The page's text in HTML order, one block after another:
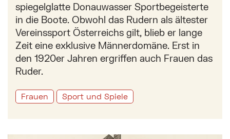
spiegelglatte Donauwasser Sportbegeisterte
in die Boote. Obwohl das Rudern als ältester
Vereinssport Österreichs gilt, blieb er lange
Zeit eine exklusive Männerdomäne. Erst in
den 1920er Jahren ergriffen auch Frauen das
Ruder.
Frauen Sport und Spiele
Mehr zu: Oskar Grossmann und 100 Jahre